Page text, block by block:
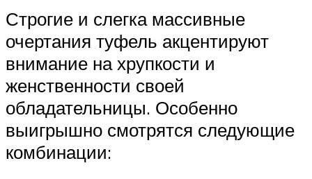
Строгие и слегка массивные
очертания туфель акцентируют
внимание на хрупкости и
женственности своей
обладательницы. Особенно
выигрышно смотрятся следующие
комбинации: